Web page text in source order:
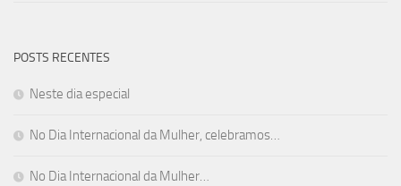
POSTS RECENTES
Neste dia especial
No Dia Internacional da Mulher, celebramos…
No Dia Internacional da Mulher…